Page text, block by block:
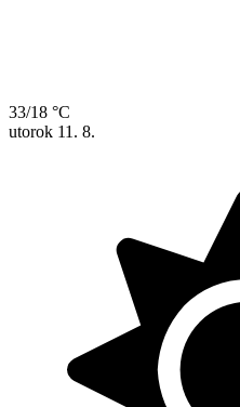
33/18 °C
utorok 11. 8.